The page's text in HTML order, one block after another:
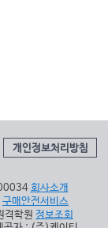
개인정보처리방침
회사소개
구매안전서비스
격학원 정보조회